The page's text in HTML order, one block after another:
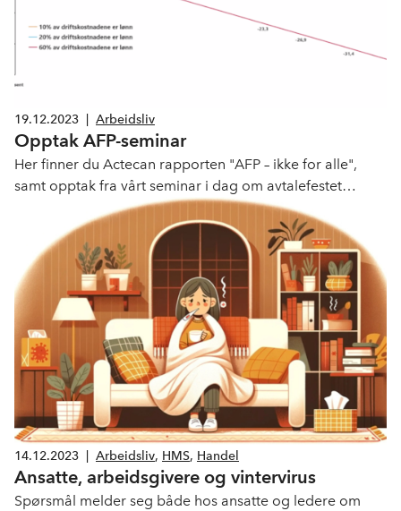
19.12.2023 Arbeidsliv
Opptak AFP-seminar
Her finner du Actecan rapporten "AFP – ikke for alle",
samt opptak fra vårt seminar i dag om avtalefestet
pensjon. Innlogging som for Arbinn.
14.12.2023 Arbeidsliv, HMS, Handel
Ansatte, arbeidsgivere og vintervirus
Spørsmål melder seg både hos ansatte og ledere om